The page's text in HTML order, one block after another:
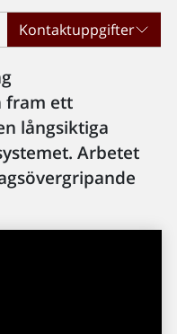
Kontaktuppgifter
fram ett
långsiktiga
Arbetet